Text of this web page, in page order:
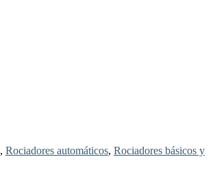
, Rociadores automáticos, Rociadores básicos y